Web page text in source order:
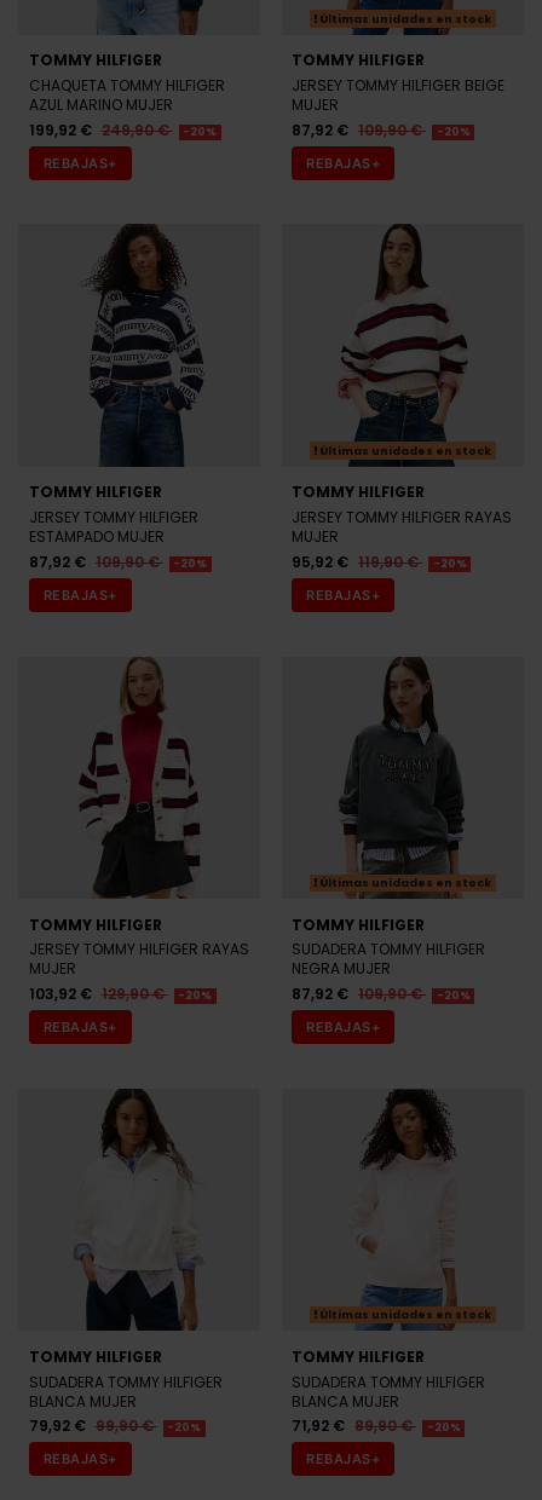
TOMMY HILFIGER
AZUL MARINO MUJER
199,92 €
249,90 € -20%
REBAJAS+
TOMMY HILFIGER
MUJER
87,92 €
109,90 € -20%
REBAJAS+
ESTAMPADO MUJER
87,92 €
109,90 € -20%
REBAJAS+
Últimas unidades en stock
TOMMY HILFIGER
MUJER
95,92 €
119,90 € -20%
REBAJAS+
TOMMY HILFIGER
MUJER
103,92 €
129,90 € -20%
REBAJAS+
Últimas unidades en stock
TOMMY HILFIGER
NEGRA MUJER
87,92 € 109,90 € -20%
REBAJAS+
TOMMY HILFIGER
BLANCA MUJER
79,92 € 99,90 € -20%
REBAJAS+
Últimas unidades en stock
TOMMY HILFIGER
BLANCA MUJER
71,92 € 89,90 € -20%
REBAJAS+